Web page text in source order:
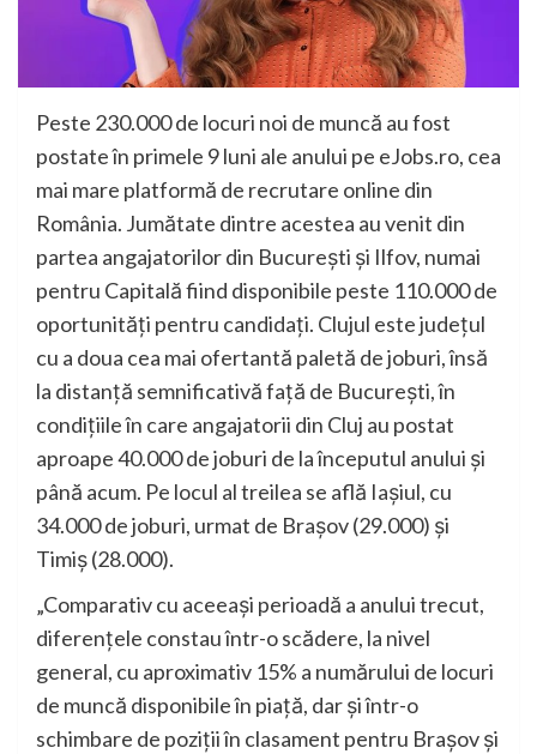
Peste 230.000 de locuri noi de muncă au fost
postate în primele 9 luni ale anului pe eJobs.ro, cea
mai mare platformă de recrutare online din
România. Jumătate dintre acestea au venit din
partea angajatorilor din București și Ilfov, numai
pentru Capitală fiind disponibile peste 110.000 de
oportunități pentru candidați. Clujul este județul
cu a doua cea mai ofertantă paletă de joburi, însă
la distanță semnificativă față de București, în
condițiile în care angajatorii din Cluj au postat
aproape 40.000 de joburi de la începutul anului și
până acum. Pe locul al treilea se află Iașiul, cu
34.000 de joburi, urmat de Brașov (29.000) și
Timiș (28.000).
„Comparativ cu aceeași perioadă a anului trecut,
diferențele constau într-o scădere, la nivel
general, cu aproximativ 15% a numărului de locuri
de muncă disponibile în piață, dar și într-o
schimbare de poziții în clasament pentru Brașov și